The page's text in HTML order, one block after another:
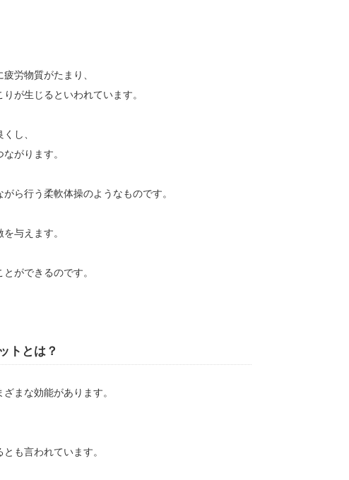
労物質がたまり、
が生じるといわれています。
し、
がります。
ら行う柔軟体操のようなものです。
与えます。
ができるのです。
トとは？
まな効能があります。
も言われています。